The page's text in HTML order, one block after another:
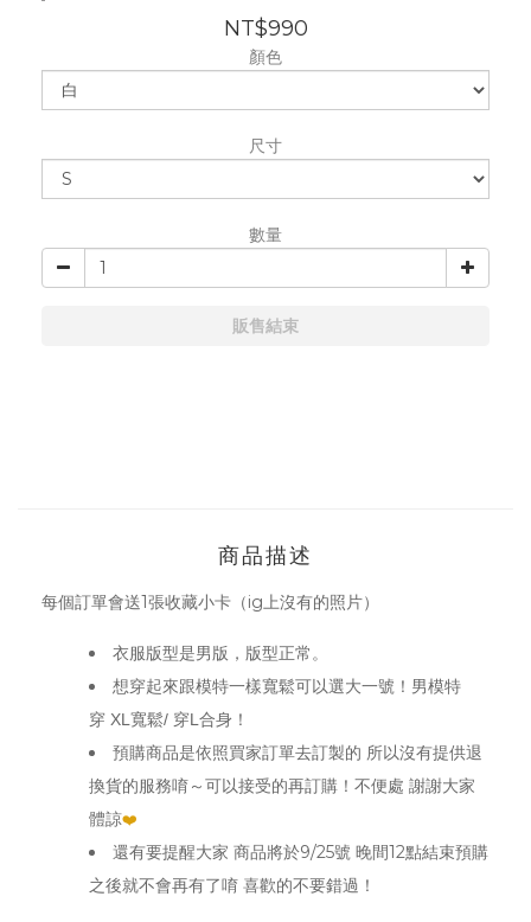
NT$990
顏色
尺寸
數量
販售結束
商品描述
每個訂單會送1張收藏小卡（ig上沒有的照片）
衣服版型是男版，版型正常。
想穿起來跟模特一樣寬鬆可以選大一號！男模特
穿 XL寬鬆/ 穿L合身！
預購商品是依照買家訂單去訂製的 所以沒有提供退
換貨的服務唷～可以接受的再訂購！不便處 謝謝大家
體諒❤️
還有要提醒大家 商品將於9/25號 晚間12點結束預購
之後就不會再有了唷 喜歡的不要錯過！